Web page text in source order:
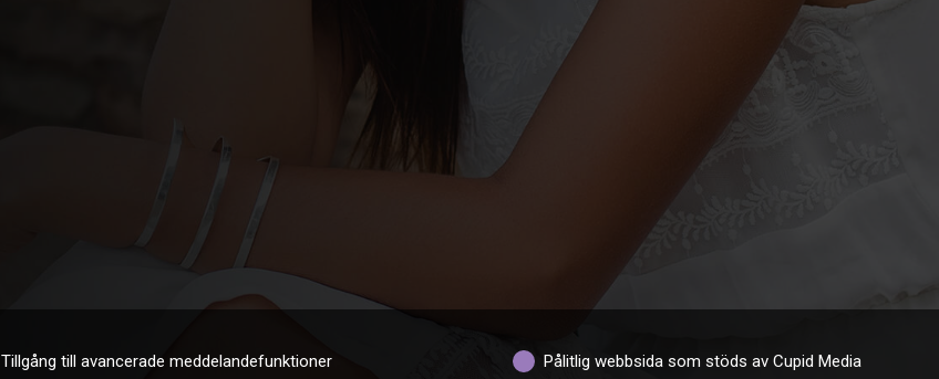
Tillgång till avancerade meddelandefunktioner Pålitlig webbsida som stöds av Cupid Media